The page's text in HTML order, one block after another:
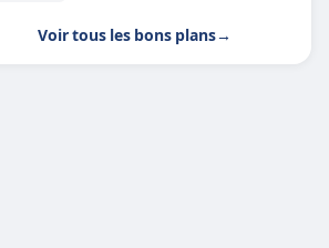
Voir tous les bons plans→